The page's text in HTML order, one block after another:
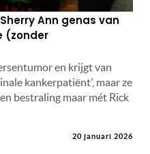
Ann genas van
(zonder
en krijgt van
kankerpatiënt', maar ze
bestraling maar mét Rick
20 januari 2026